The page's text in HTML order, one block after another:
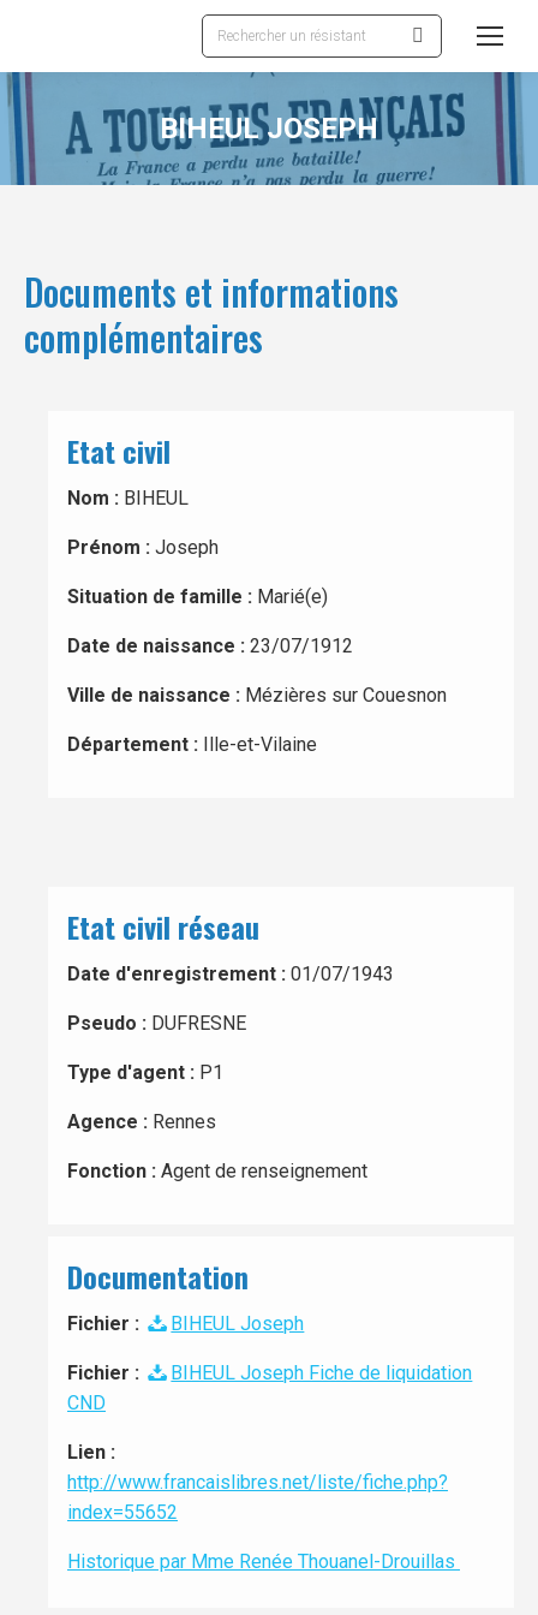
Recherche
:
BIHEUL JOSEPH
Documents et informations
complémentaires
Etat civil
Nom : BIHEUL
Prénom : Joseph
Situation de famille : Marié(e)
Date de naissance : 23/07/1912
Ville de naissance : Mézières sur Couesnon
Département : Ille-et-Vilaine
Etat civil réseau
Date d'enregistrement : 01/07/1943
Pseudo : DUFRESNE
Type d'agent : P1
Agence : Rennes
Fonction : Agent de renseignement
Documentation
Fichier : BIHEUL Joseph
Fichier :
BIHEUL Joseph Fiche de liquidation
CND
Lien :
http://www.francaislibres.net/liste/fiche.php?
index=55652
Historique par Mme Renée Thouanel-Drouillas